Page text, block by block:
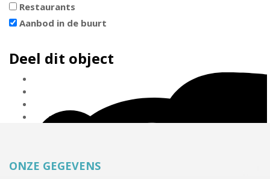
Restaurants
Aanbod in de buurt
Deel dit object
ONZE GEGEVENS